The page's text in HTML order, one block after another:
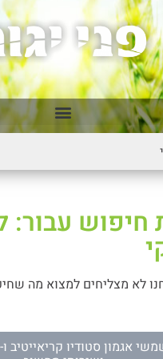
חיפוש עבור:
לא מצליחים למצוא מה
אגמון סטודיו קריאייטיב ו-